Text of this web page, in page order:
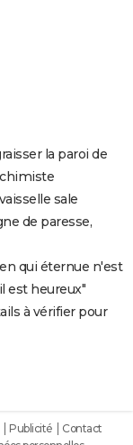
la paroi de
sale
de paresse,
qui éternue n'est
est heureux"
à vérifier pour
Publicité
Contact